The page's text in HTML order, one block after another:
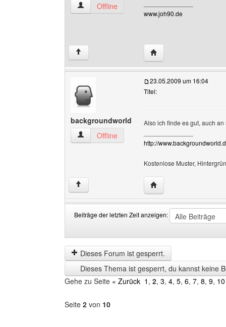
j90 Benutzer-Profile anzeigen
Offline
www.joh90.de
↑ Website dieses
backgroundworld
backgroundworld Benutzer-Profile anzeigen
Offline
23.05.2009 um 16:04
Titel:
Also ich finde es gut, auch
http://
Kostenlose Muster,
↑ Website dieses
Beiträge der letzten Zeit anzeigen:
der
letzten
Zeit
anzeigen
by
Dieses Forum ist gesperrt.
Dieses Thema ist gesperrt, du kannst keine
Gehe zu Seite « Zurück 1 , 2, 3, 4, 5, 6, 7, 8, 9, 10
Seite 2 von 10